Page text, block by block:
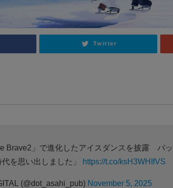
Twitter
Brave2」で進化したアイスダンスを披露 バ
を思い出しました」
https://t.co/ksH3WHIfVS
(@dot_asahi_pub) November 5, 2025